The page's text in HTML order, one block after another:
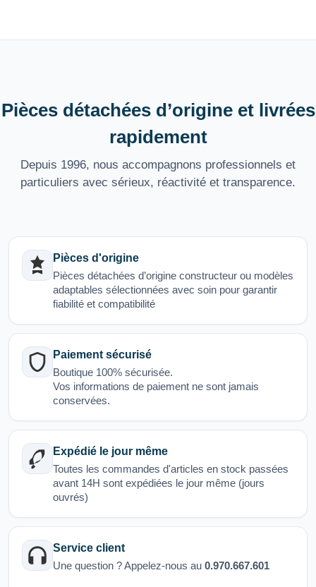
Pièces détachées d’origine et livrées
rapidement
Depuis 1996, nous accompagnons professionnels et
particuliers avec sérieux, réactivité et transparence.
Pièces d'origine
Pièces détachées d’origine constructeur ou modèles
adaptables sélectionnées avec soin pour garantir
fiabilité et compatibilité
Paiement sécurisé
Boutique 100% sécurisée.
Vos informations de paiement ne sont jamais
conservées.
Expédié le jour même
Toutes les commandes d'articles en stock passées
avant 14H sont expédiées le jour même (jours
ouvrés)
Service client
Une question ? Appelez-nous au 0.970.667.601